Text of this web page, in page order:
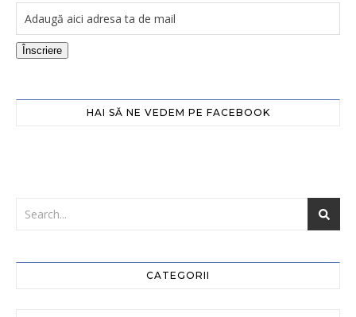
Înscriere
HAI SĂ NE VEDEM PE FACEBOOK
CATEGORII